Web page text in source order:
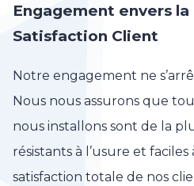
Engagement envers
Satisfaction Client
Notre engagement ne
Nous nous assurons que
nous installons sont de la
résistants à l’usure et
satisfaction totale de nos